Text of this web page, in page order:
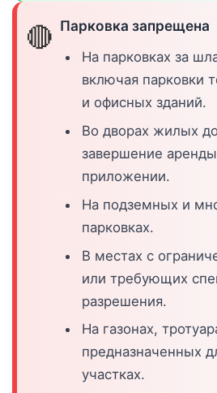
🔴 Парковка запрещена
На парковках за
включая парковки
и офисных зданий.
Во дворах жилых
завершение
приложении.
На подземных и
парковках.
В местах с
или требующих
разрешения.
На газонах,
предназначенных
участках.